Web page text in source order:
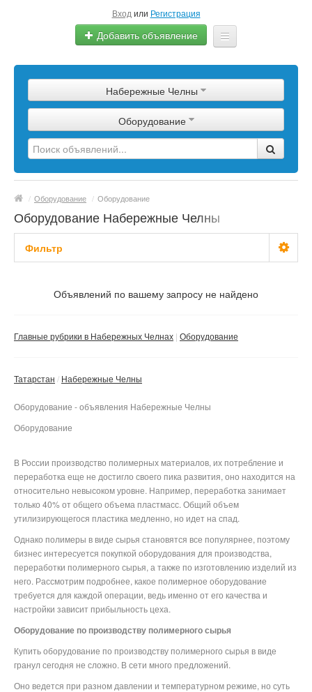
Вход или Регистрация
Добавить объявление
Сырье
Изделия
Оборудование
Еще
Набережные Челны
Оборудование
/ Оборудование / Оборудование
Оборудование Набережные Челны
Фильтр
Объявлений по вашему запросу не найдено
Главные рубрики в Набережных Челнах Оборудование
Татарстан Набережные Челны
Оборудование - объявления Набережные Челны
Оборудование
В России производство полимерных материалов, их потребление и
переработка еще не достигло своего пика развития, оно находится на
относительно невысоком уровне. Например, переработка занимает
только 40% от общего объема пластмасс. Общий объем
утилизирующегося пластика медленно, но идет на спад.
Однако полимеры в виде сырья становятся все популярнее, поэтому
бизнес интересуется покупкой оборудования для производства,
переработки полимерного сырья, а также по изготовлению изделий из
него. Рассмотрим подробнее, какое полимерное оборудование
требуется для каждой операции, ведь именно от его качества и
настройки зависит прибыльность цеха.
Оборудование по производству полимерного сырья
Купить оборудование по производству полимерного сырья в виде
гранул сегодня не сложно. В сети много предложений.
Оно ведется при разном давлении и температурном режиме, но суть